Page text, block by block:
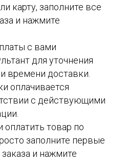
карту, заполните все
и нажмите
с вами
для уточнения
времени доставки.
оплачивается
с действующими
товар по
заполните первые
и нажмите